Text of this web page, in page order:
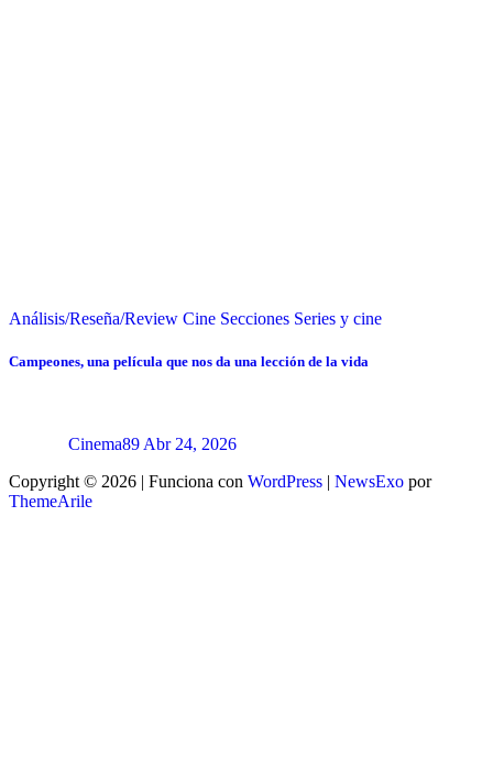
Análisis/Reseña/Review Cine Secciones Series y cine
Campeones, una película que nos da una lección de la vida
Cinema89 Abr 24, 2026
Copyright © 2026 | Funciona con WordPress | NewsExo por
ThemeArile